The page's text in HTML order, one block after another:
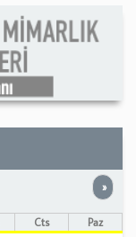
»
Cts
Paz